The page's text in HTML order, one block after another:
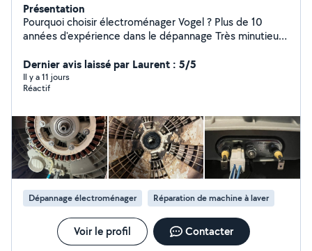
Présentation
Pourquoi choisir électroménager Vogel ? Plus de 10
années d'expérience dans le dépannage Très minutieux
central de mon domaine 97% de réparation en
moyenne Chez emv tout se répare !! dépannage
électroménager toutes marques à domicile Lave-
pas à me contacter Professionnel aguerri à l'écoute du
client
Dernier avis laissé par Laurent : 5/5
Il y a 11 jours
Réactif
Dépannage électroménager Réparation de machine à laver
Voir le profil Contacter